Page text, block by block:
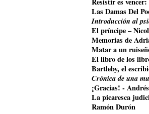
Las Damas Del
Introducción al
El príncipe –
Memorias de
Matar a un
El libro de los
Bartleby, el
Crónica de una
¡Gracias! -
La picaresca
Ramón Durón